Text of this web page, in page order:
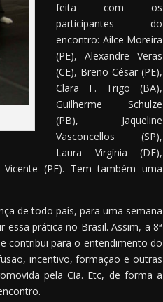
feita com os
participantes do
encontro: Ailce Moreira
(PE), Alexandre Veras
(CE), Breno César (PE),
Clara F. Trigo (BA),
Guilherme Schulze
(PB), Jaqueline
Vasconcellos (SP),
Laura Virgínia (DF),
Vicente (PE). Tem também uma
de todo país, para uma semana
prática no Brasil. Assim, a 8ª
contribui para o entendimento do
incentivo, formação e outras
pela Cia. Etc, de forma a